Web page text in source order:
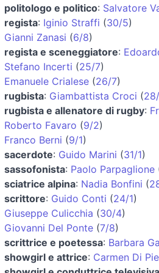
politologo e politico: Salvatore
regista: Iginio Straffi (30/5)
Gianni Zanasi (6/8)
regista e sceneggiatore:
Stefano Incerti (25/7)
Emanuele Crialese (26/7)
rugbista: Giambattista Croci (
rugbista e allenatore di rugby:
Roberto Favaro (9/2)
Franco Berni (9/1)
sacerdote: Guido Marini (31/1)
sassofonista: Paolo Parpaglione
sciatrice alpina: Nadia Bonfini (
scrittore: Guido Conti (24/1)
Giuseppe Culicchia (30/4)
Giovanni Del Ponte (7/8)
scrittrice e poetessa: Barbara
showgirl e attrice: Carmen Di